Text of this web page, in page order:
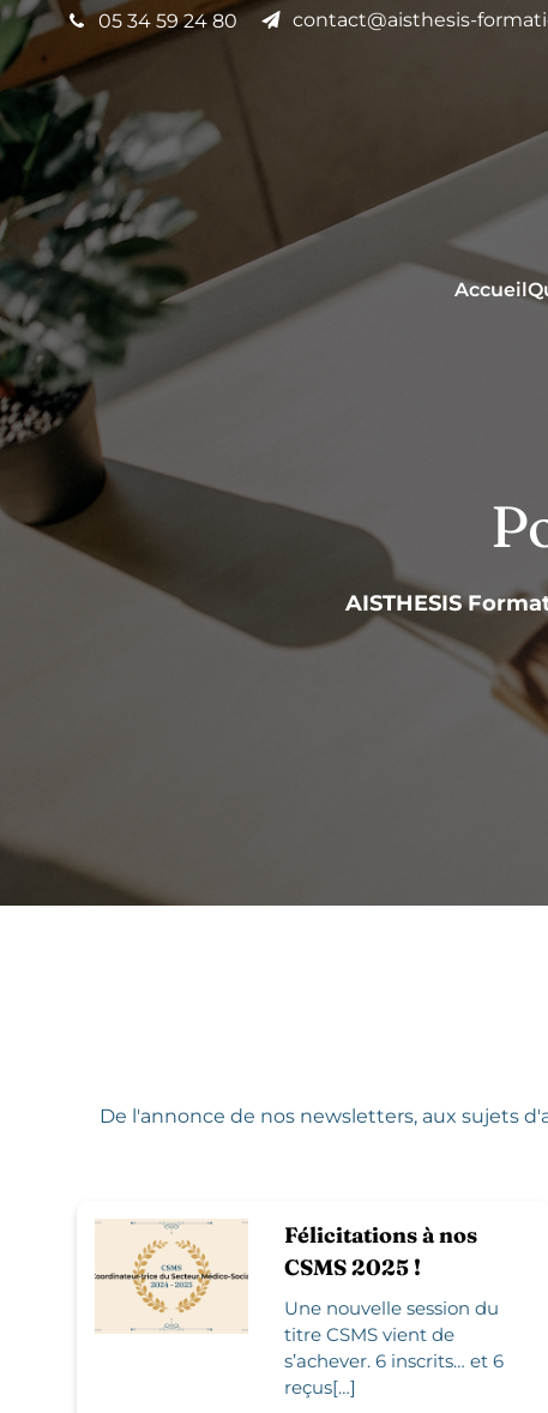
05 34 59 24 80 contact@aisthesis-
Accueil
AISTHESIS
De l'annonce de nos newsletters, aux sujets
Félicitations à nos
CSMS 2025 !
Une nouvelle session du
titre CSMS vient de
s’achever. 6 inscrits… et 6
reçus[…]